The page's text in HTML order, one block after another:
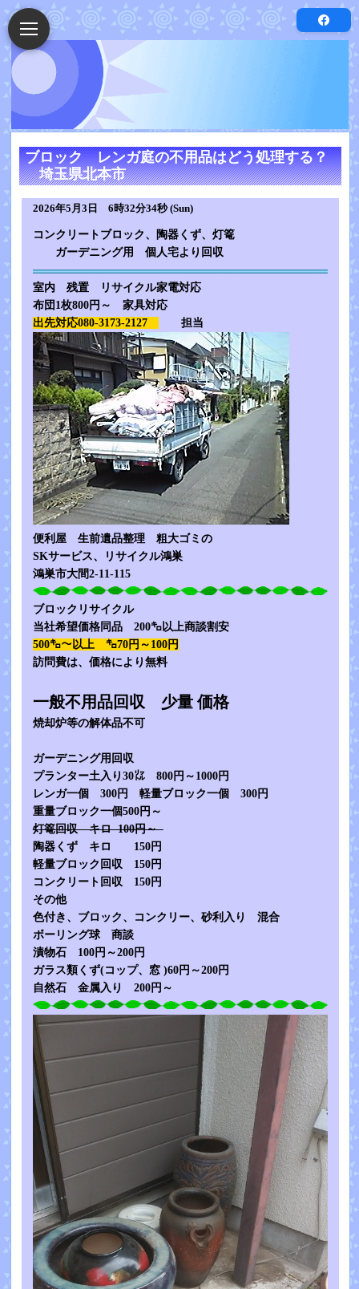
ブロック レンガ庭の不用品はどう処理する？
埼玉県北本市
2026年5月3日 6時32分34秒 (Sun)
コンクリートブロック、陶器くず、灯篭
ガーデニング用 個人宅より回収
室内 残置 リサイクル家電対応
布団1枚800円～ 家具対応
出先対応080-3173-2127
担当
便利屋 生前遺品整理 粗大ゴミの
SKサービス、リサイクル鴻巣
鴻巣市大間2-11-115
ブロックリサイクル
当社希望価格同品 200㌔以上商談割安
500㌔～以上 ㌔70円～100円
訪問費は、価格により無料
一般不用品回収 少量 価格
焼却炉等の解体品不可
ガーデニング用回収
プランター土入り30㍑ 800円～1000円
レンガ一個 300円 軽量ブロック一個 300円
重量ブロック一個500円～
灯篭回収 キロ 100円～
陶器くず キロ 150円
軽量ブロック回収 150円
コンクリート回収 150円
その他
色付き、ブロック、コンクリー、砂利入り 混合
ボーリング球 商談
漬物石 100円～200円
ガラス類くず(コップ、窓 )60円～200円
自然石 金属入り 200円～